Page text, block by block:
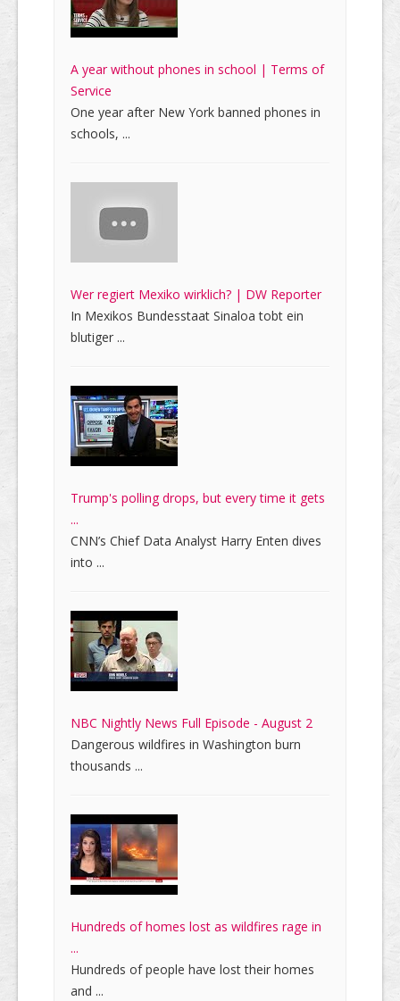
A year without phones in school | Terms of
Service
One year after New York banned phones in
schools, ...
Wer regiert Mexiko wirklich? | DW Reporter
In Mexikos Bundesstaat Sinaloa tobt ein
blutiger ...
Trump's polling drops, but every time it gets
...
CNN’s Chief Data Analyst Harry Enten dives
into ...
NBC Nightly News Full Episode - August 2
Dangerous wildfires in Washington burn
thousands ...
Hundreds of homes lost as wildfires rage in
...
Hundreds of people have lost their homes
and ...